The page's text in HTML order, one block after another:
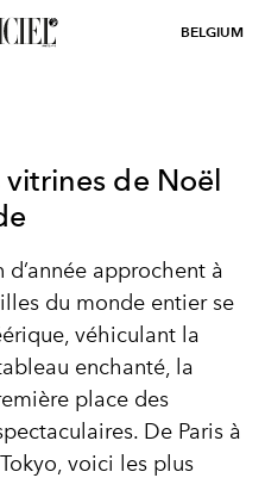
BELGIUM
de Noël
approchent à
du monde entier se
véhiculant la
enchanté, la
place des
De Paris à
voici les plus